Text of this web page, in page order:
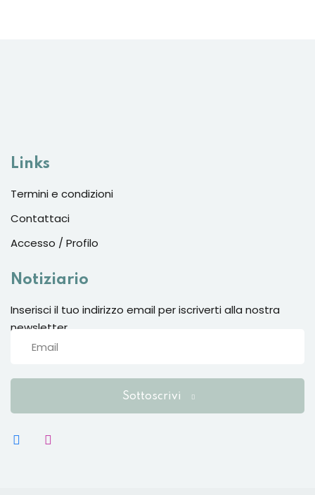
Links
Termini e condizioni
Contattaci
Accesso / Profilo
Notiziario
Inserisci il tuo indirizzo email per iscriverti alla nostra
newsletter
Sottoscrivi